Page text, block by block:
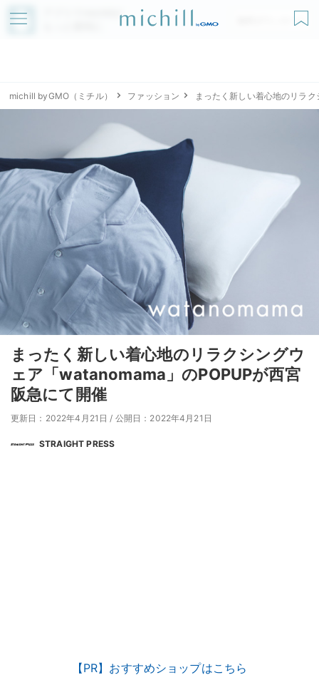
アプリでmichillが
無料ダウンロード
michill byGMO（ミチル） ファッション まったく新しい着心地のリラ
まったく新しい着心地のリラクシングウ
ェア「watanomama」のPOPUPが西宮
阪急にて開催
更新日：2022年4月21日 / 公開日：2022年4月21日
STRAIGHT PRESS
【PR】おすすめショップはこちら